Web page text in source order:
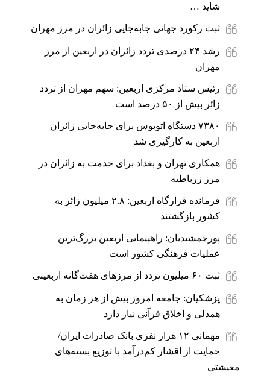
شاید …
ثبت رکورد جهانی جابه‌جایی زائران در مرز مهران
رشد ۲۴ درصدی تردد زائران در اربعین از مرز
مهران
رئیس ستاد مرکزی اربعین: سهم مهران از تردد
زائر بیش از ۵۰ درصد است
۷۳۸۰ دستگاه اتوبوس برای جابه‌جایی زائران
اربعین به‌ کارگیری شد
همکاری تهران و بغداد برای خدمت به زائران در
مرز زرباطیه
فرمانده قرارگاه اربعین: ۲.۸ میلیون زائر به
کشور بازگشتند
پورجمشیدیان: راهپیمایی اربعین بزرگ‌ترین
عملیات فرهنگی کشور است
ثبت ۶۰ میلیون تردد از مرزهای هفت‌گانه اربعینی
پزشکیان: جامعه امروز بیش از هر زمان به
همدلی و اخلاق قرآنی نیاز دارد
مهمانی ۱۲ هزار نفری بانک صادرات ایران/
حمایت از اقشار کم‌درآمد با توزیع بسته‌های
معیشتی